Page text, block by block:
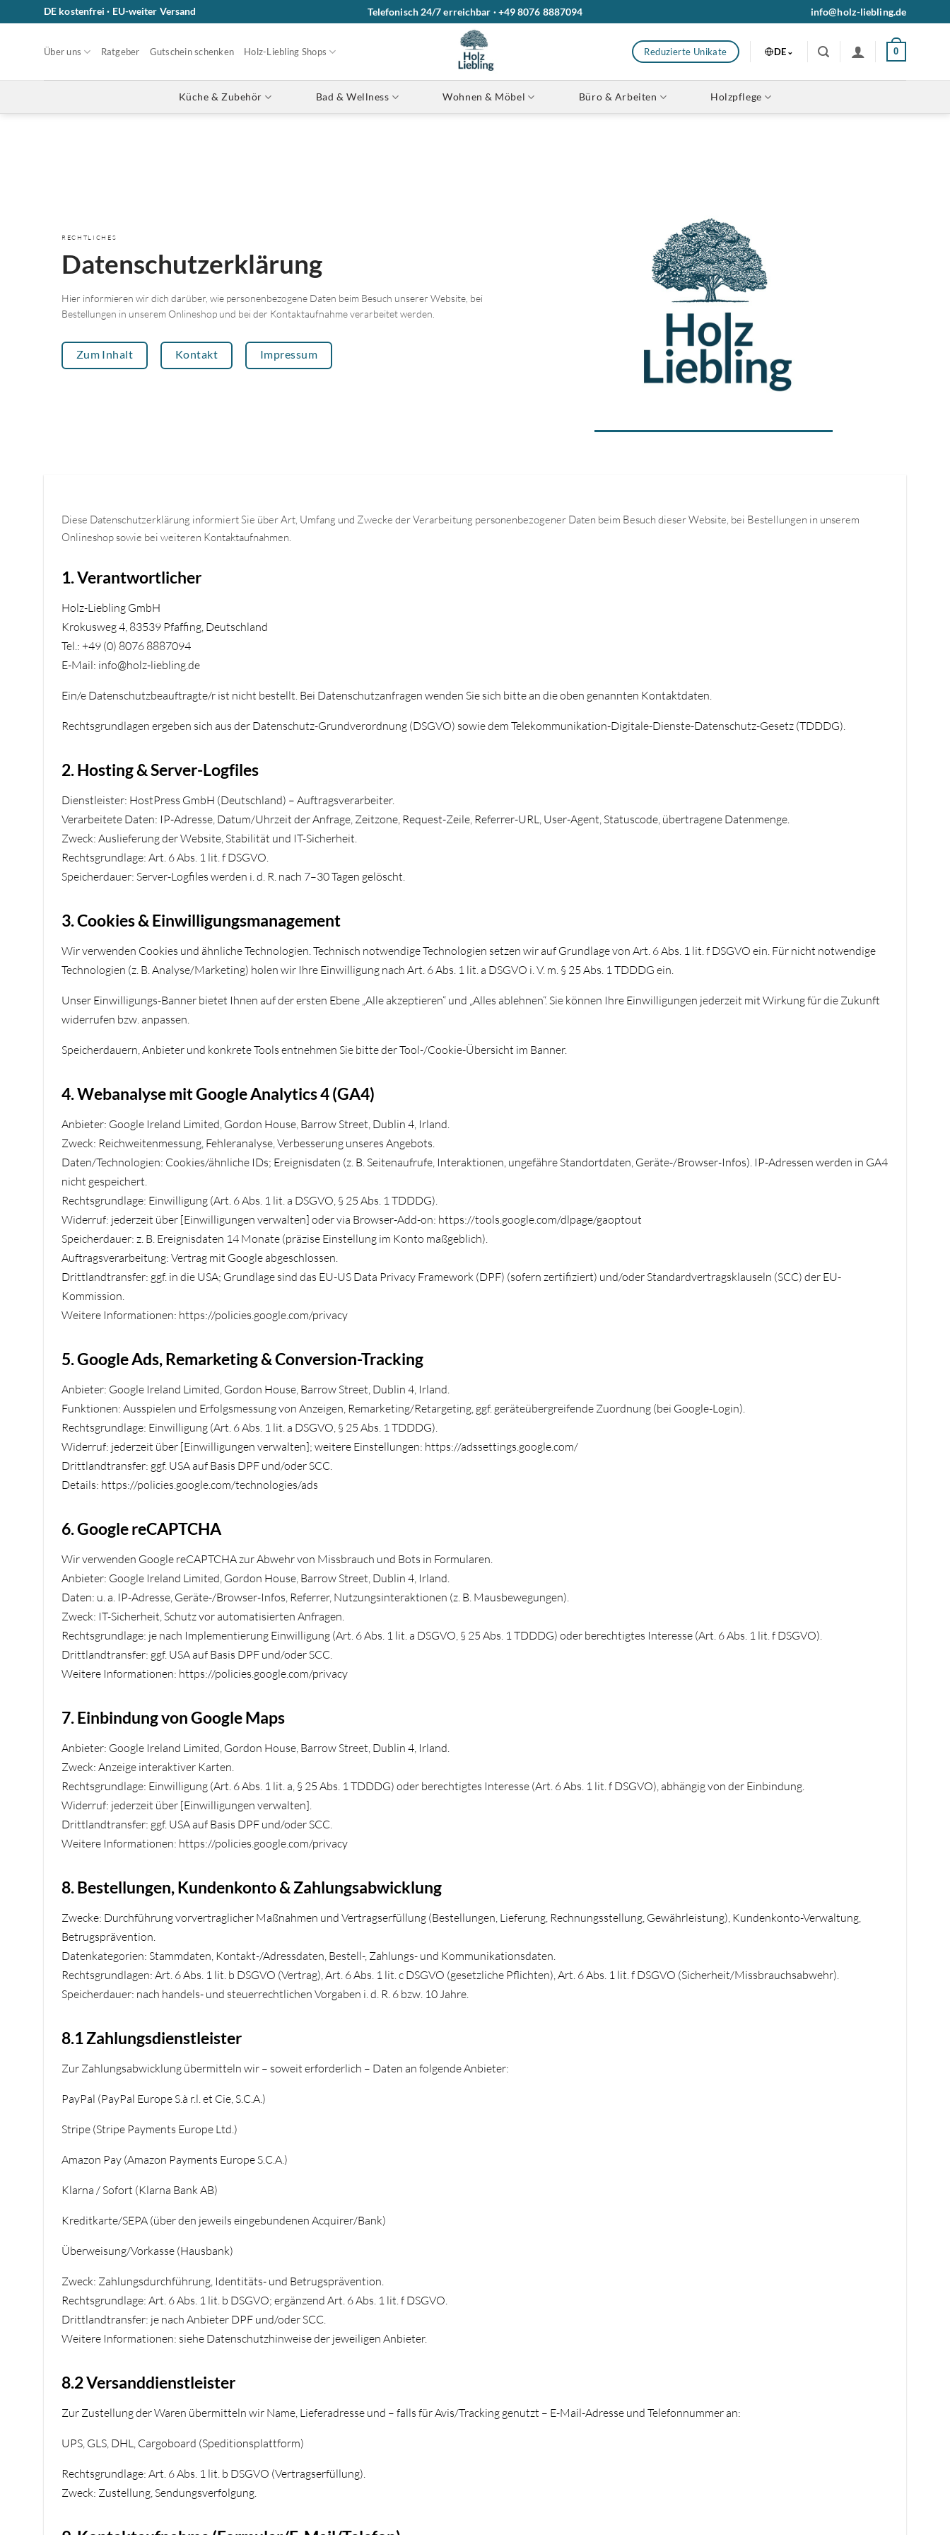
Inhalt
DE kostenfrei · EU-weiter Versand Telefonisch 24/7 erreichbar · +49 8076 8887094 info@holz-liebling.de
Über uns Ratgeber Gutschein schenken Holz-Liebling Shops Reduzierte Unikate DE 0
Küche & Zubehör Bad & Wellness Wohnen & Möbel Büro & Arbeiten Holzpflege
RECHTLICHES
Datenschutzerklärung
Hier informieren wir dich darüber, wie personenbezogene Daten beim Besuch unserer Website, bei
Bestellungen in unserem Onlineshop und bei der Kontaktaufnahme verarbeitet werden.
Zum Inhalt Kontakt Impressum
Diese Datenschutzerklärung informiert Sie über Art, Umfang und Zwecke der Verarbeitung personenbezogener Daten beim Besuch dieser Website, bei Bestellungen in unserem
Onlineshop sowie bei weiteren Kontaktaufnahmen.
1. Verantwortlicher
Holz-Liebling GmbH
Krokusweg 4, 83539 Pfaffing, Deutschland
Tel.: +49 (0) 8076 8887094
E-Mail: info@holz-liebling.de
Ein/e Datenschutzbeauftragte/r ist nicht bestellt. Bei Datenschutzanfragen wenden Sie sich bitte an die oben genannten Kontaktdaten.
Rechtsgrundlagen ergeben sich aus der Datenschutz-Grundverordnung (DSGVO) sowie dem Telekommunikation-Digitale-Dienste-Datenschutz-Gesetz (TDDDG).
2. Hosting & Server-Logfiles
Dienstleister: HostPress GmbH (Deutschland) – Auftragsverarbeiter.
Verarbeitete Daten: IP-Adresse, Datum/Uhrzeit der Anfrage, Zeitzone, Request-Zeile, Referrer-URL, User-Agent, Statuscode, übertragene Datenmenge.
Zweck: Auslieferung der Website, Stabilität und IT-Sicherheit.
Rechtsgrundlage: Art. 6 Abs. 1 lit. f DSGVO.
Speicherdauer: Server-Logfiles werden i. d. R. nach 7–30 Tagen gelöscht.
3. Cookies & Einwilligungsmanagement
Wir verwenden Cookies und ähnliche Technologien. Technisch notwendige Technologien setzen wir auf Grundlage von Art. 6 Abs. 1 lit. f DSGVO ein. Für nicht notwendige
Technologien (z. B. Analyse/Marketing) holen wir Ihre Einwilligung nach Art. 6 Abs. 1 lit. a DSGVO i. V. m. § 25 Abs. 1 TDDDG ein.
Unser Einwilligungs-Banner bietet Ihnen auf der ersten Ebene „Alle akzeptieren“ und „Alles ablehnen“. Sie können Ihre Einwilligungen jederzeit mit Wirkung für die Zukunft
widerrufen bzw. anpassen.
Speicherdauern, Anbieter und konkrete Tools entnehmen Sie bitte der Tool-/Cookie-Übersicht im Banner.
4. Webanalyse mit Google Analytics 4 (GA4)
Anbieter: Google Ireland Limited, Gordon House, Barrow Street, Dublin 4, Irland.
Zweck: Reichweitenmessung, Fehleranalyse, Verbesserung unseres Angebots.
Daten/Technologien: Cookies/ähnliche IDs; Ereignisdaten (z. B. Seitenaufrufe, Interaktionen, ungefähre Standortdaten, Geräte-/Browser-Infos). IP-Adressen werden in GA4
nicht gespeichert.
Rechtsgrundlage: Einwilligung (Art. 6 Abs. 1 lit. a DSGVO, § 25 Abs. 1 TDDDG).
Widerruf: jederzeit über [Einwilligungen verwalten] oder via Browser-Add-on: https://tools.google.com/dlpage/gaoptout
Speicherdauer: z. B. Ereignisdaten 14 Monate (präzise Einstellung im Konto maßgeblich).
Auftragsverarbeitung: Vertrag mit Google abgeschlossen.
Drittlandtransfer: ggf. in die USA; Grundlage sind das EU-US Data Privacy Framework (DPF) (sofern zertifiziert) und/oder Standardvertragsklauseln (SCC) der EU-
Kommission.
Weitere Informationen: https://policies.google.com/privacy
5. Google Ads, Remarketing & Conversion-Tracking
Anbieter: Google Ireland Limited, Gordon House, Barrow Street, Dublin 4, Irland.
Funktionen: Ausspielen und Erfolgsmessung von Anzeigen, Remarketing/Retargeting, ggf. geräteübergreifende Zuordnung (bei Google-Login).
Rechtsgrundlage: Einwilligung (Art. 6 Abs. 1 lit. a DSGVO, § 25 Abs. 1 TDDDG).
Widerruf: jederzeit über [Einwilligungen verwalten]; weitere Einstellungen: https://adssettings.google.com/
Drittlandtransfer: ggf. USA auf Basis DPF und/oder SCC.
Details: https://policies.google.com/technologies/ads
6. Google reCAPTCHA
Wir verwenden Google reCAPTCHA zur Abwehr von Missbrauch und Bots in Formularen.
Anbieter: Google Ireland Limited, Gordon House, Barrow Street, Dublin 4, Irland.
Daten: u. a. IP-Adresse, Geräte-/Browser-Infos, Referrer, Nutzungsinteraktionen (z. B. Mausbewegungen).
Zweck: IT-Sicherheit, Schutz vor automatisierten Anfragen.
Rechtsgrundlage: je nach Implementierung Einwilligung (Art. 6 Abs. 1 lit. a DSGVO, § 25 Abs. 1 TDDDG) oder berechtigtes Interesse (Art. 6 Abs. 1 lit. f DSGVO).
Drittlandtransfer: ggf. USA auf Basis DPF und/oder SCC.
Weitere Informationen: https://policies.google.com/privacy
7. Einbindung von Google Maps
Anbieter: Google Ireland Limited, Gordon House, Barrow Street, Dublin 4, Irland.
Zweck: Anzeige interaktiver Karten.
Rechtsgrundlage: Einwilligung (Art. 6 Abs. 1 lit. a, § 25 Abs. 1 TDDDG) oder berechtigtes Interesse (Art. 6 Abs. 1 lit. f DSGVO), abhängig von der Einbindung.
Widerruf: jederzeit über [Einwilligungen verwalten].
Drittlandtransfer: ggf. USA auf Basis DPF und/oder SCC.
Weitere Informationen: https://policies.google.com/privacy
8. Bestellungen, Kundenkonto & Zahlungsabwicklung
Zwecke: Durchführung vorvertraglicher Maßnahmen und Vertragserfüllung (Bestellungen, Lieferung, Rechnungsstellung, Gewährleistung), Kundenkonto-Verwaltung,
Betrugsprävention.
Datenkategorien: Stammdaten, Kontakt-/Adressdaten, Bestell-, Zahlungs- und Kommunikationsdaten.
Rechtsgrundlagen: Art. 6 Abs. 1 lit. b DSGVO (Vertrag), Art. 6 Abs. 1 lit. c DSGVO (gesetzliche Pflichten), Art. 6 Abs. 1 lit. f DSGVO (Sicherheit/Missbrauchsabwehr).
Speicherdauer: nach handels- und steuerrechtlichen Vorgaben i. d. R. 6 bzw. 10 Jahre.
8.1 Zahlungsdienstleister
Zur Zahlungsabwicklung übermitteln wir – soweit erforderlich – Daten an folgende Anbieter:
PayPal (PayPal Europe S.à r.l. et Cie, S.C.A.)
Stripe (Stripe Payments Europe Ltd.)
Amazon Pay (Amazon Payments Europe S.C.A.)
Klarna / Sofort (Klarna Bank AB)
Kreditkarte/SEPA (über den jeweils eingebundenen Acquirer/Bank)
Überweisung/Vorkasse (Hausbank)
Zweck: Zahlungsdurchführung, Identitäts- und Betrugsprävention.
Rechtsgrundlage: Art. 6 Abs. 1 lit. b DSGVO; ergänzend Art. 6 Abs. 1 lit. f DSGVO.
Drittlandtransfer: je nach Anbieter DPF und/oder SCC.
Weitere Informationen: siehe Datenschutzhinweise der jeweiligen Anbieter.
8.2 Versanddienstleister
Zur Zustellung der Waren übermitteln wir Name, Lieferadresse und – falls für Avis/Tracking genutzt – E-Mail-Adresse und Telefonnummer an:
UPS, GLS, DHL, Cargoboard (Speditionsplattform)
Rechtsgrundlage: Art. 6 Abs. 1 lit. b DSGVO (Vertragserfüllung).
Zweck: Zustellung, Sendungsverfolgung.